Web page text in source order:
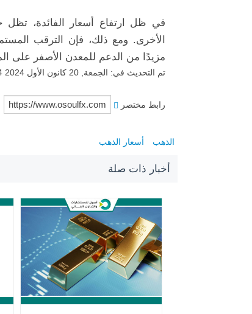
في ظل ارتفاع أسعار الفائدة، تظل
الأخرى. ومع ذلك، فإن الترقب
مزيدًا من الدعم للمعدن الأصفر على
تم التحديث في: الجمعة, 20 كانون الأول 2024 14:04
رابط مختصر
الذهب أسعار الذهب
أخبار ذات صلة